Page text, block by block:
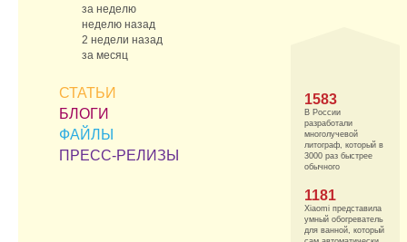
за неделю
неделю назад
2 недели назад
за месяц
СТАТЬИ
БЛОГИ
ФАЙЛЫ
ПРЕСС-РЕЛИЗЫ
1583
В России
разработали
многолучевой
литограф, который в
3000 раз быстрее
обычного
1181
Xiaomi представила
умный обогреватель
для ванной, который